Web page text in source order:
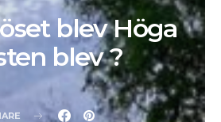
blev Höga
blev ?